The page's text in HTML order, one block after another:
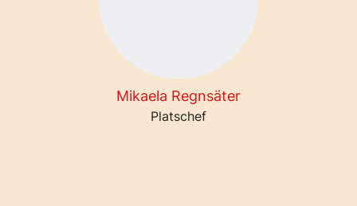
Mikaela Regnsäter
Platschef